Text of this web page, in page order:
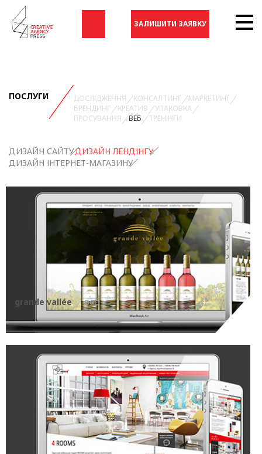
ЗАЛИШИТИ ЗАЯВКУ
ПОСЛУГИ ДОСЛІДЖЕННЯ КОНСАЛТИНГ
МАРКЕТИНГ
БРЕНДИНГ
КРЕАТИВ
УПАКОВКА
ПРОСУВАННЯ
ВЕБ ТРЕНІНГИ
ДИЗАЙН САЙТУДИЗАЙН ЛЕНДІНГУ
ДИЗАЙН ІНТЕРНЕТ-МАГАЗИНУ
grande vallée веб